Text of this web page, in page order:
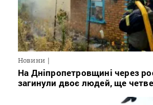
Новини
На Дніпропетровщині через
загинули двоє людей, ще